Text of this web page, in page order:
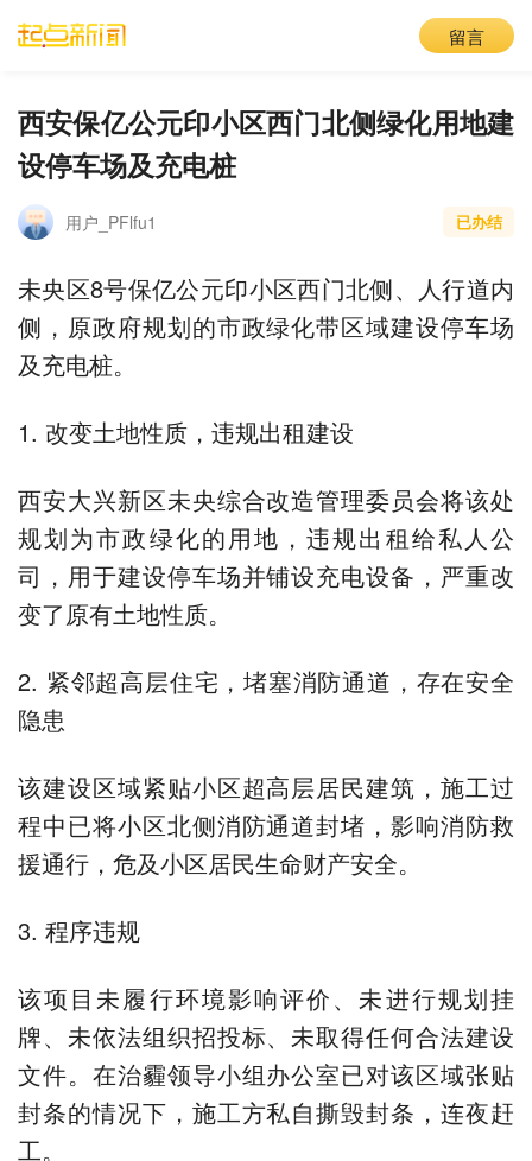
留言
西安保亿公元印小区西门北侧绿化用地建
设停车场及充电桩
用户_PFlfu1 已办结
未央区8号保亿公元印小区西门北侧、人行道内
侧，原政府规划的市政绿化带区域建设停车场
及充电桩。
1. 改变土地性质，违规出租建设
西安大兴新区未央综合改造管理委员会将该处
规划为市政绿化的用地，违规出租给私人公
司，用于建设停车场并铺设充电设备，严重改
变了原有土地性质。
2. 紧邻超高层住宅，堵塞消防通道，存在安全
隐患
该建设区域紧贴小区超高层居民建筑，施工过
程中已将小区北侧消防通道封堵，影响消防救
援通行，危及小区居民生命财产安全。
3. 程序违规
该项目未履行环境影响评价、未进行规划挂
牌、未依法组织招投标、未取得任何合法建设
文件。在治霾领导小组办公室已对该区域张贴
封条的情况下，施工方私自撕毁封条，连夜赶
工。